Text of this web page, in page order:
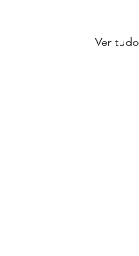
Ver tudo